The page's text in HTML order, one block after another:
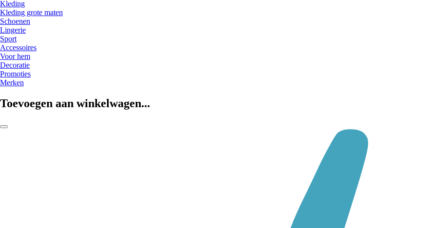
Kleding
Kleding grote maten
Schoenen
Lingerie
Sport
Accessoires
Voor hem
Decoratie
Promoties
Merken
Toevoegen aan winkelwagen...